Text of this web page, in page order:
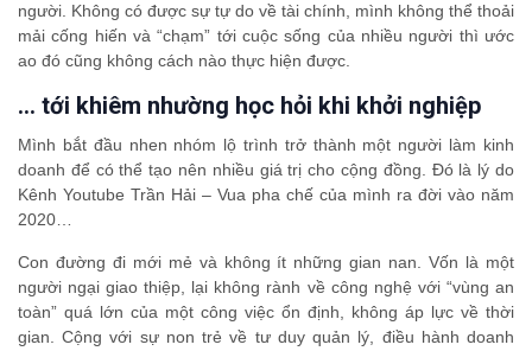
người. Không có được sự tự do về tài chính, mình không thể thoải
mải cống hiến và “chạm” tới cuộc sống của nhiều người thì ước
ao đó cũng không cách nào thực hiện được.
… tới khiêm nhường học hỏi khi khởi nghiệp
Mình bắt đầu nhen nhóm lộ trình trở thành một người làm kinh
doanh để có thể tạo nên nhiều giá trị cho cộng đồng. Đó là lý do
Kênh Youtube Trần Hải – Vua pha chế của mình ra đời vào năm
2020…
Con đường đi mới mẻ và không ít những gian nan. Vốn là một
người ngại giao thiệp, lại không rành về công nghệ với “vùng an
toàn” quá lớn của một công việc ổn định, không áp lực về thời
gian. Cộng với sự non trẻ về tư duy quản lý, điều hành doanh